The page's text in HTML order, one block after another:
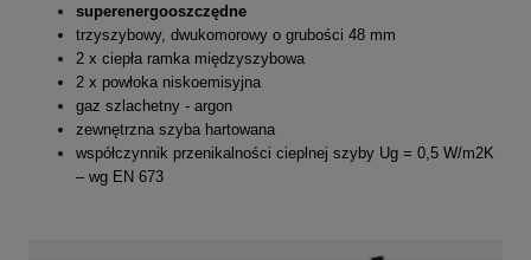
superenergooszczędne
trzyszybowy, dwukomorowy o grubości 48 mm
2 x ciepła ramka międzyszybowa
2 x powłoka niskoemisyjna
gaz szlachetny - argon
zewnętrzna szyba hartowana
współczynnik przenikalności cieplnej szyby Ug = 0,5 W/m2K
– wg EN 673